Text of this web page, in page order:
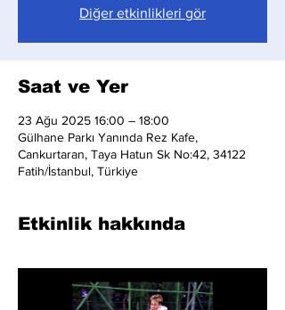
Diğer etkinlikleri gör
Saat ve Yer
23 Ağu 2025 16:00 – 18:00
Gülhane Parkı Yanında Rez Kafe,
Cankurtaran, Taya Hatun Sk No:42, 34122
Fatih/İstanbul, Türkiye
Etkinlik hakkında